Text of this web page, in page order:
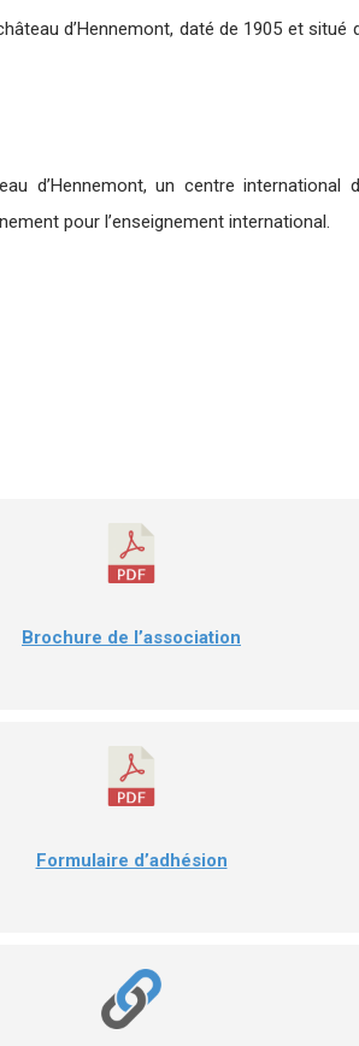
d’Hennemont, daté de 1905 et
d’Hennemont, un centre international
pour l’enseignement international.
Brochure de l’association
Formulaire d’adhésion